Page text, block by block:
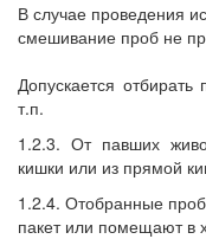
В случае проведения
смешивание проб не
Допускается
т.п.
1.2.3. От павших
кишки или из прямой
1.2.4. Отобранные
пакет или помещают в